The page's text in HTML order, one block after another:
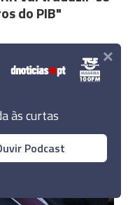
do PIB"
às curtas
Podcast
×